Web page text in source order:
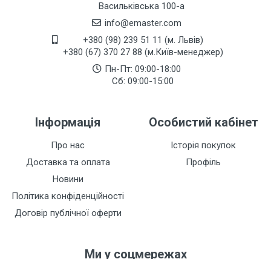
Васильківська 100-а
info@emaster.com
+380 (98) 239 51 11 (м. Львів)
+380 (67) 370 27 88 (м.Київ-менеджер)
Пн-Пт: 09:00-18:00
Сб: 09:00-15:00
Інформація
Про нас
Доставка та оплата
Новини
Політика конфіденційності
Договір публічної оферти
Особистий кабінет
Історія покупок
Профіль
Ми у соцмережах